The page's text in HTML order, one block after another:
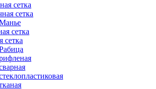
сетка
сетка
сетка
сетка